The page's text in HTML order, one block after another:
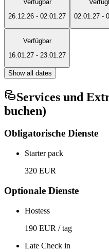
Verfügbar
26.12.26 - 02.01.27
02.01.27 -
Verfügbar
16.01.27 - 23.01.27
Show all dates
Services und
buchen)
Obligatorische Dienste
Starter pack
320 EUR
Optionale Dienste
Hostess
190 EUR / tag
Late Check in